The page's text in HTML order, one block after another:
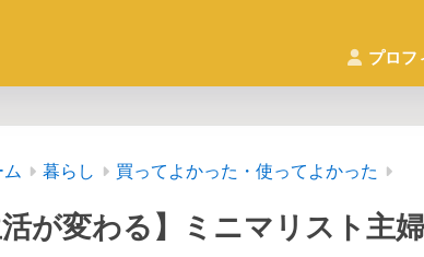
プロフ
ム 暮らし 買ってよかった・使ってよかった
活が変わる】ミニマリスト主